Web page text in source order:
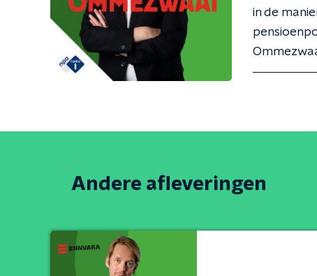
in de
Andere afleveringen